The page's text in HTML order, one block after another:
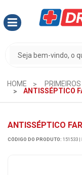
HOME
ANTISSÉPTICO
ANTISSÉPTICO
CÓDIGO DO PRODUTO: 151533 |